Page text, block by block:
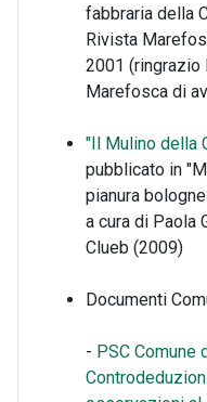
fabbraria della
Rivista
2001 (ringrazio
Marefosca di
"Il Mulino della
pubblicato in
pianura
a cura di Paola
Clueb (2009)
Documenti
- PSC Comune